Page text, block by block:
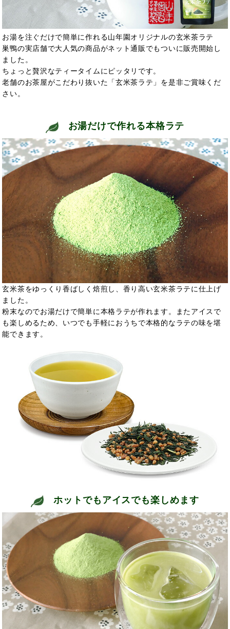
お湯を注ぐだけで簡単に作れる山年園オリジナルの玄米茶ラテ
巣鴨の実店舗で大人気の商品がネット通販でもついに販売開始し
ました。
ちょっと贅沢なティータイムにピッタリです。
老舗のお茶屋がこだわり抜いた「玄米茶ラテ」を是非ご賞味くだ
さい。
お湯だけで作れる本格ラテ
玄米茶をゆっくり香ばしく焙煎し、香り高い玄米茶ラテに仕上げ
ました。
粉末なのでお湯だけで簡単に本格ラテが作れます。またアイスで
も楽しめるため、いつでも手軽におうちで本格的なラテの味を堪
能できます。
ホットでもアイスでも楽しめます